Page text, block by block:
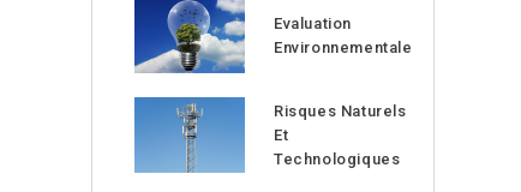
Evaluation
Environnementale
Risques Naturels
Et
Technologiques